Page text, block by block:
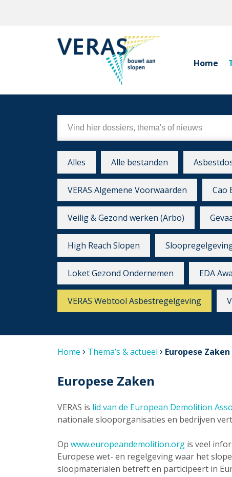
Home
Alles Alle bestanden
VERAS Algemene Voorwaarden Cao
Veilig & Gezond werken (Arbo)
High Reach Slopen
Loket Gezond Ondernemen EDA
VERAS Webtool Asbestregelgeving
Home Thema’s & actueel Europese Zaken
Europese Zaken
VERAS is lid van de European Demolition
nationale slooporganisaties en bedrijven
Op www.europeandemolition.org is veel
Europese wet- en regelgeving waar het
sloopmaterialen betreft en participeert in